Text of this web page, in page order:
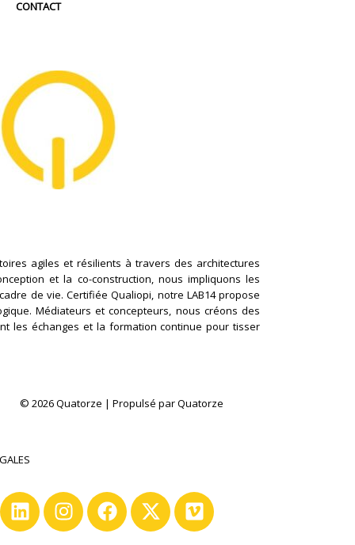
CONTACT
agiles et résilients à travers des architectures
et la co-construction, nous impliquons les
de vie. Certifiée Qualiopi, notre LAB14 propose
Médiateurs et concepteurs, nous créons des
les échanges et la formation continue pour tisser
© 2026 Quatorze | Propulsé par Quatorze